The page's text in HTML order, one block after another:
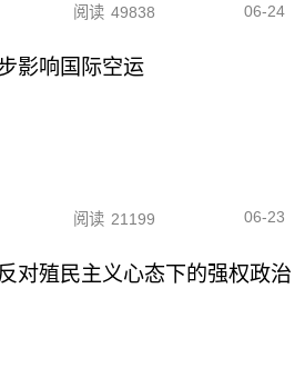
阅读 49838 06-24
影响国际空运
阅读 21199 06-23
对殖民主义心态下的强权政治